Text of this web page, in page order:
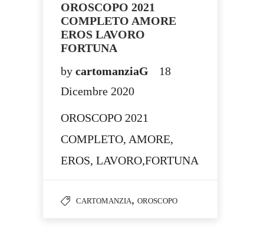
OROSCOPO 2021
COMPLETO AMORE
EROS LAVORO
FORTUNA
by cartomanziaG
18
Dicembre 2020
OROSCOPO 2021
COMPLETO, AMORE,
EROS, LAVORO,FORTUNA
CARTOMANZIA, OROSCOPO